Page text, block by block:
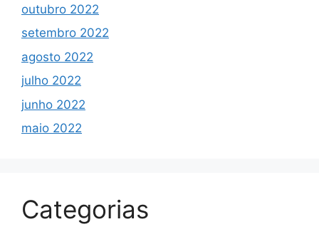
outubro 2022
setembro 2022
agosto 2022
julho 2022
junho 2022
maio 2022
Categorias